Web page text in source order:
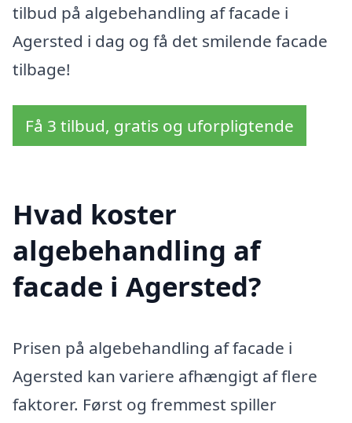
tilbud på algebehandling af facade i
Agersted i dag og få det smilende facade
tilbage!
Få 3 tilbud, gratis og uforpligtende
Hvad koster
algebehandling af
facade i Agersted?
Prisen på algebehandling af facade i
Agersted kan variere afhængigt af flere
faktorer. Først og fremmest spiller